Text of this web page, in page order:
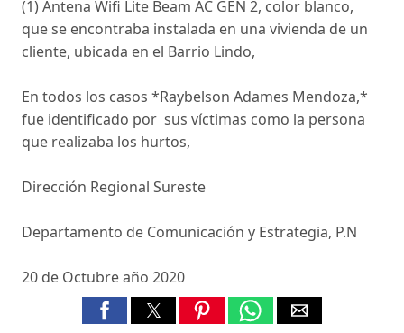
(1) Antena Wifi Lite Beam AC GEN 2, color blanco,
que se encontraba instalada en una vivienda de un
cliente, ubicada en el Barrio Lindo,
En todos los casos *Raybelson Adames Mendoza,*
fue identificado por sus víctimas como la persona
que realizaba los hurtos,
Dirección Regional Sureste
Departamento de Comunicación y Estrategia, P.N
20 de Octubre año 2020